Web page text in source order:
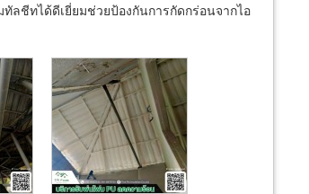
ลชีทได้ดีเยี่ยมช่วยป้องกันการกัดกร่อนจากไอ